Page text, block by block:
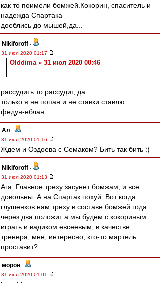
как то поимели бомжей.Кокорин, спаситель и
надежда Спартака
доеблись до мышей,да...
Nikiforoff -
31 июл 2020 01:17
Olddima » 31 июл 2020 00:46
рассудить то рассудит, да.
только я не попан и не ставки ставлю...
федун-еблан.
Ал -
31 июл 2020 01:16
Ждем и Оздоева с Семаком? Бить так бить :)
Nikiforoff -
31 июл 2020 01:13
Ага. Главное треху засунет бомжам, и все
довольны. А на Спартак похуй. Вот когда
глушенков нам треху в составе бомжей года
через два положит а мы будем с кокориным
играть и вадиком евсеевым, в качестве
тренера, мне, интересно, кто-то мартель
проставит?
морон -
31 июл 2020 01:01